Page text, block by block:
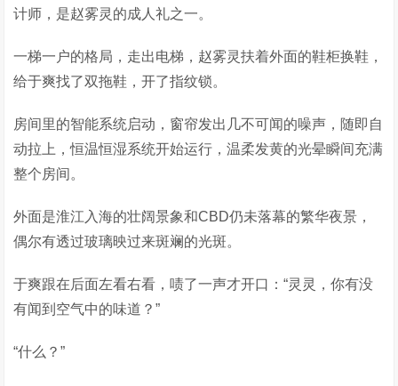
计师，是赵雾灵的成人礼之一。
一梯一户的格局，走出电梯，赵雾灵扶着外面的鞋柜换鞋，
给于爽找了双拖鞋，开了指纹锁。
房间里的智能系统启动，窗帘发出几不可闻的噪声，随即自
动拉上，恒温恒湿系统开始运行，温柔发黄的光晕瞬间充满
整个房间。
外面是淮江入海的壮阔景象和CBD仍未落幕的繁华夜景，
偶尔有透过玻璃映过来斑斓的光斑。
于爽跟在后面左看右看，啧了一声才开口：“灵灵，你有没
有闻到空气中的味道？”
“什么？”